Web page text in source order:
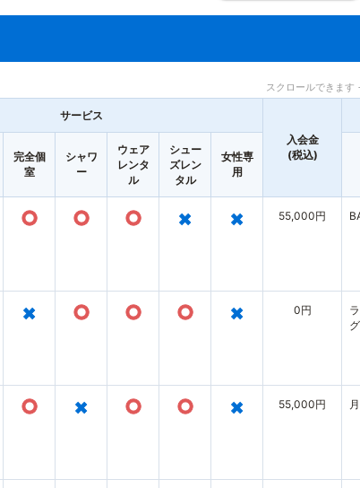
スクロールできま
サービス
入会金
(税込)
完全個
室
シャワ
ー
ウェア
レンタ
ル
シュー
ズレン
タル
女性専
用
○ ○ ○ × × 55,000円
× ○ ○ ○ × 0円
○ × ○ ○ × 55,000円